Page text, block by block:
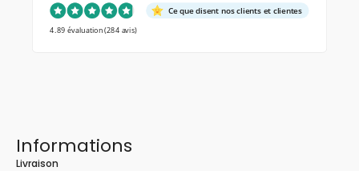
Ce que disent nos clients et clientes
4.89 évaluation(284 avis)
Informations
Livraison